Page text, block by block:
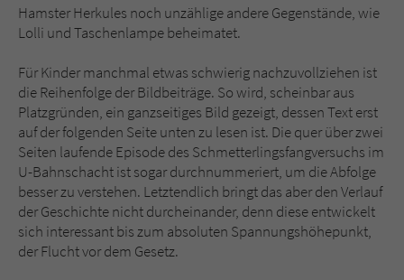
Hamster Herkules noch unzählige andere Gegenstände, wie
Lolli und Taschenlampe beheimatet.
Für Kinder manchmal etwas schwierig nachzuvollziehen ist
die Reihenfolge der Bildbeiträge. So wird, scheinbar aus
Platzgründen, ein ganzseitiges Bild gezeigt, dessen Text erst
auf der folgenden Seite unten zu lesen ist. Die quer über zwei
Seiten laufende Episode des Schmetterlingsfangversuchs im
U-Bahnschacht ist sogar durchnummeriert, um die Abfolge
besser zu verstehen. Letztendlich bringt das aber den Verlauf
der Geschichte nicht durcheinander, denn diese entwickelt
sich interessant bis zum absoluten Spannungshöhepunkt,
der Flucht vor dem Gesetz.